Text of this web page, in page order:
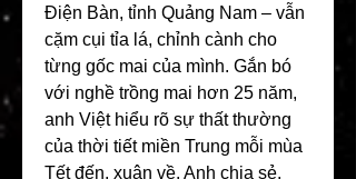
Điện Bàn, tỉnh Quảng Nam – vẫn
cặm cụi tỉa lá, chỉnh cành cho
từng gốc mai của mình. Gắn bó
với nghề trồng mai hơn 25 năm,
anh Việt hiểu rõ sự thất thường
của thời tiết miền Trung mỗi mùa
Tết đến, xuân về. Anh chia sẻ,